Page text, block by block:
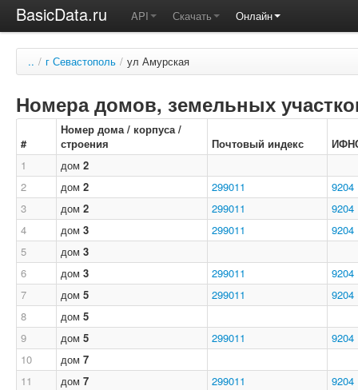
BasicData.ru API Скачать Онлайн
.. / г Севастополь / ул Амурская
Номера домов, земельных
#
Номер дома / корпуса /
строения
Почтовый индекс
1
дом 2
2
дом 2 299011
9204
3
дом 2 299011
9204
4
дом 3 299011
9204
5
дом 3
6
дом 3 299011
9204
7
дом 5 299011
9204
8
дом 5
9
дом 5 299011
9204
10
дом 7
11
дом 7 299011
9204